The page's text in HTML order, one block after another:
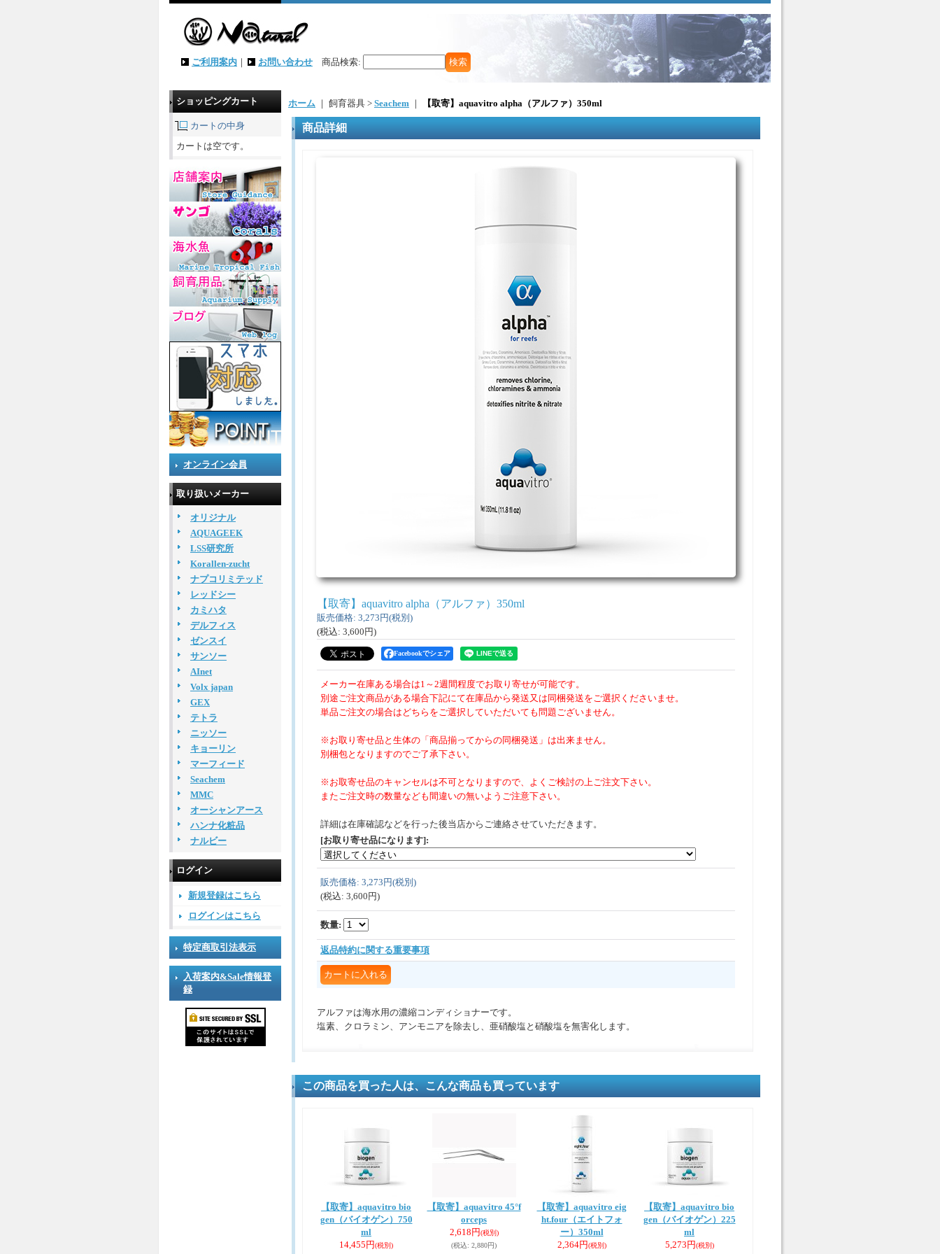
ご利用案内 ｜ お問い合わせ 商品検索:
ショッピングカート
カートの中身
カートは空です。
オンライン会員
取り扱いメーカー
オリジナル
AQUAGEEK
LSS研究所
Korallen-zucht
ナプコリミテッド
レッドシー
カミハタ
デルフィス
ゼンスイ
サンソー
AInet
Volx japan
GEX
テトラ
ニッソー
キョーリン
マーフィード
Seachem
MMC
オーシャンアース
ハンナ化粧品
ナルビー
ログイン
新規登録はこちら
ログインはこちら
特定商取引法表示
入荷案内&Sale情報登
録
ホーム ｜ 飼育器具 > Seachem ｜ 【取寄】aquavitro alpha（アルファ）350ml
商品詳細
【取寄】aquavitro alpha（アルファ）350ml
販売価格: 3,273円(税別)
(税込: 3,600円)
Facebookでシェア
メーカー在庫ある場合は1～2週間程度でお取り寄せが可能です。
別途ご注文商品がある場合下記にて在庫品から発送又は同梱発送をご選択くださいませ。
単品ご注文の場合はどちらをご選択していただいても問題ございません。
※お取り寄せ品と生体の「商品揃ってからの同梱発送」は出来ません。
別梱包となりますのでご了承下さい。
※お取寄せ品のキャンセルは不可となりますので、よくご検討の上ご注文下さい。
またご注文時の数量なども間違いの無いようご注意下さい。
詳細は在庫確認などを行った後当店からご連絡させていただきます。
[お取り寄せ品になります]:
販売価格: 3,273円(税別)
(税込: 3,600円)
数量:
返品特約に関する重要事項
アルファは海水用の濃縮コンディショナーです。
塩素、クロラミン、アンモニアを除去し、亜硝酸塩と硝酸塩を無害化します。
この商品を買った人は、こんな商品も買っています
【取寄】aquavitro bio
gen（バイオゲン）750
ml
14,455円(税別)
【取寄】aquavitro 45°f
orceps
2,618円(税別)
(税込: 2,880円)
【取寄】aquavitro eig
ht.four（エイトフォ
ー）350ml
2,364円(税別)
【取寄】aquavitro bio
gen（バイオゲン）225
ml
5,273円(税別)